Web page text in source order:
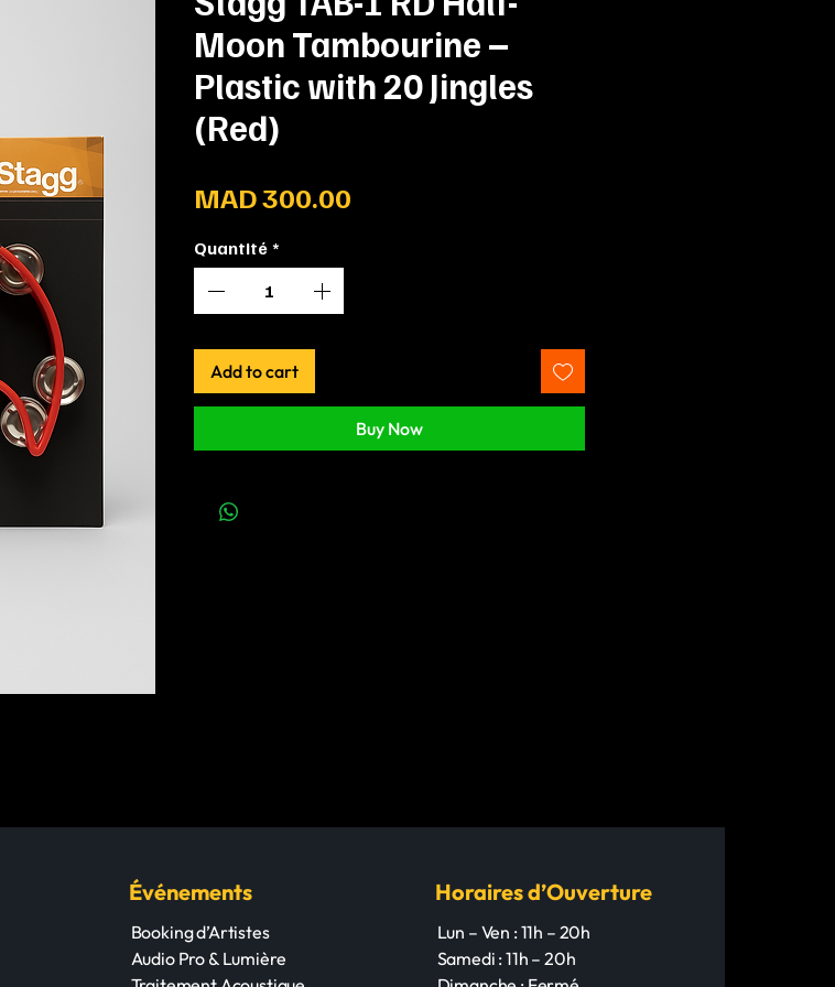
Moon Tambourine –
Plastic with 20 Jingles
(Red)
MAD 300.00
Quantité *
Add to cart
Buy Now
Événements
Booking d’Artistes
Audio Pro & Lumière
Horaires d’Ouverture
Lun – Ven : 11h – 20h
Samedi : 11h – 20h